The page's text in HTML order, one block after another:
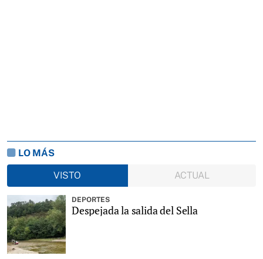
LO MÁS
VISTO
ACTUAL
DEPORTES
Despejada la salida del Sella